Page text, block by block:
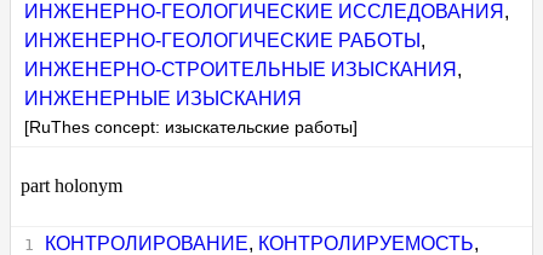
ИНЖЕНЕРНО-ГЕОЛОГИЧЕСКИЕ ИССЛЕДОВАНИЯ ,
ИНЖЕНЕРНО-ГЕОЛОГИЧЕСКИЕ РАБОТЫ ,
ИНЖЕНЕРНО-СТРОИТЕЛЬНЫЕ ИЗЫСКАНИЯ ,
ИНЖЕНЕРНЫЕ ИЗЫСКАНИЯ
[RuThes concept: изыскательские работы]
part holonym
КОНТРОЛИРОВАНИЕ, КОНТРОЛИРУЕМОСТЬ,